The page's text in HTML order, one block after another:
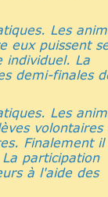
Les
eux puissent
individuel. La
demi-finales
Les
volontaires
Finalement
participation
à l'aide des